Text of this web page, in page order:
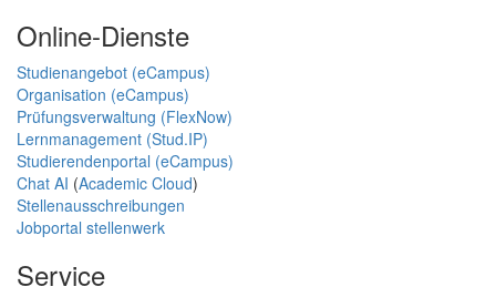
Online-Dienste
Studienangebot (eCampus)
Organisation (eCampus)
Prüfungsverwaltung (FlexNow)
Lernmanagement (Stud.IP)
Studierendenportal (eCampus)
Chat AI (Academic Cloud)
Stellenausschreibungen
Jobportal stellenwerk
Service